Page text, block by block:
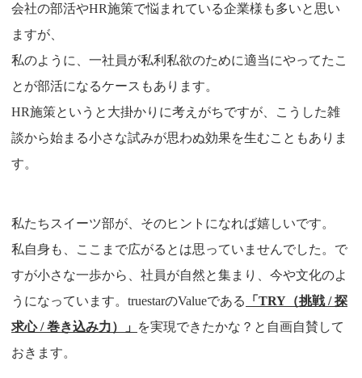
会社の部活やHR施策で悩まれている企業様も多いと思い
ますが、
私のように、一社員が私利私欲のために適当にやってたこ
とが部活になるケースもあります。
HR施策というと大掛かりに考えがちですが、こうした雑
談から始まる小さな試みが思わぬ効果を生むこともありま
す。
私たちスイーツ部が、そのヒントになれば嬉しいです。
私自身も、ここまで広がるとは思っていませんでした。で
すが小さな一歩から、社員が自然と集まり、今や文化のよ
うになっています。 truestarのValueである 「 TRY （挑戦 / 探
求心 / 巻き込み力）」
を実現できたかな？と自画自賛して
おきます。